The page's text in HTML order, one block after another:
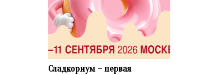
Сладкориум – первая